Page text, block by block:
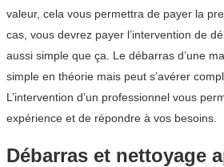
valeur, cela vous permettra de payer la
cas, vous devrez payer l’intervention de
aussi simple que ça. Le débarras d’une
simple en théorie mais peut s’avérer
L’intervention d’un professionnel vous
expérience et de répondre à vos besoins.
Débarras et nettoyage